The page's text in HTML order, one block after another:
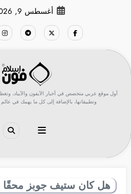
أغسطس 9, 2026
أول موقع عربي متخصص في أخبار الآيفون والآيباد،
وتطبيقاتها، بالإضافة إلى كل ما يهمك في عالم
هل كان ستيف جوبز